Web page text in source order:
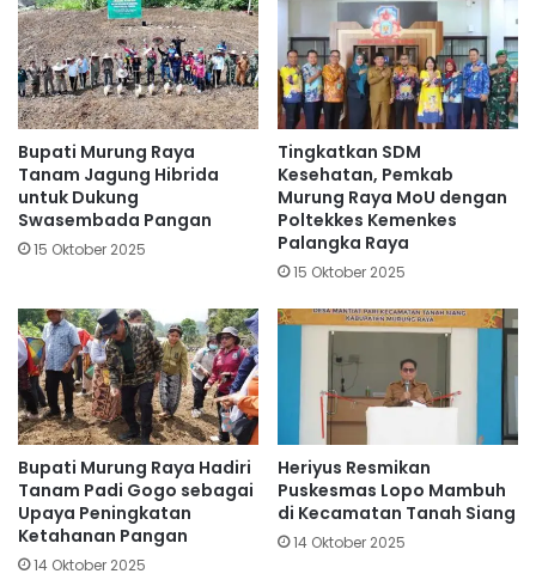
Bupati Murung Raya
Tanam Jagung Hibrida
untuk Dukung
Swasembada Pangan
15 Oktober 2025
Tingkatkan SDM
Kesehatan, Pemkab
Murung Raya MoU dengan
Poltekkes Kemenkes
Palangka Raya
15 Oktober 2025
Bupati Murung Raya Hadiri
Tanam Padi Gogo sebagai
Upaya Peningkatan
Ketahanan Pangan
14 Oktober 2025
Heriyus Resmikan
Puskesmas Lopo Mambuh
di Kecamatan Tanah Siang
14 Oktober 2025